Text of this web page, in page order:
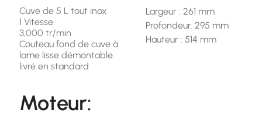
Cuve de 5 L tout inox
1 Vitesse
3,000 tr/min
Couteau fond de cuve à
lame lisse démontable
livré en standard
Moteur:
Largeur : 261 mm
Profondeur. 295 mm
Hauteur : 514 mm